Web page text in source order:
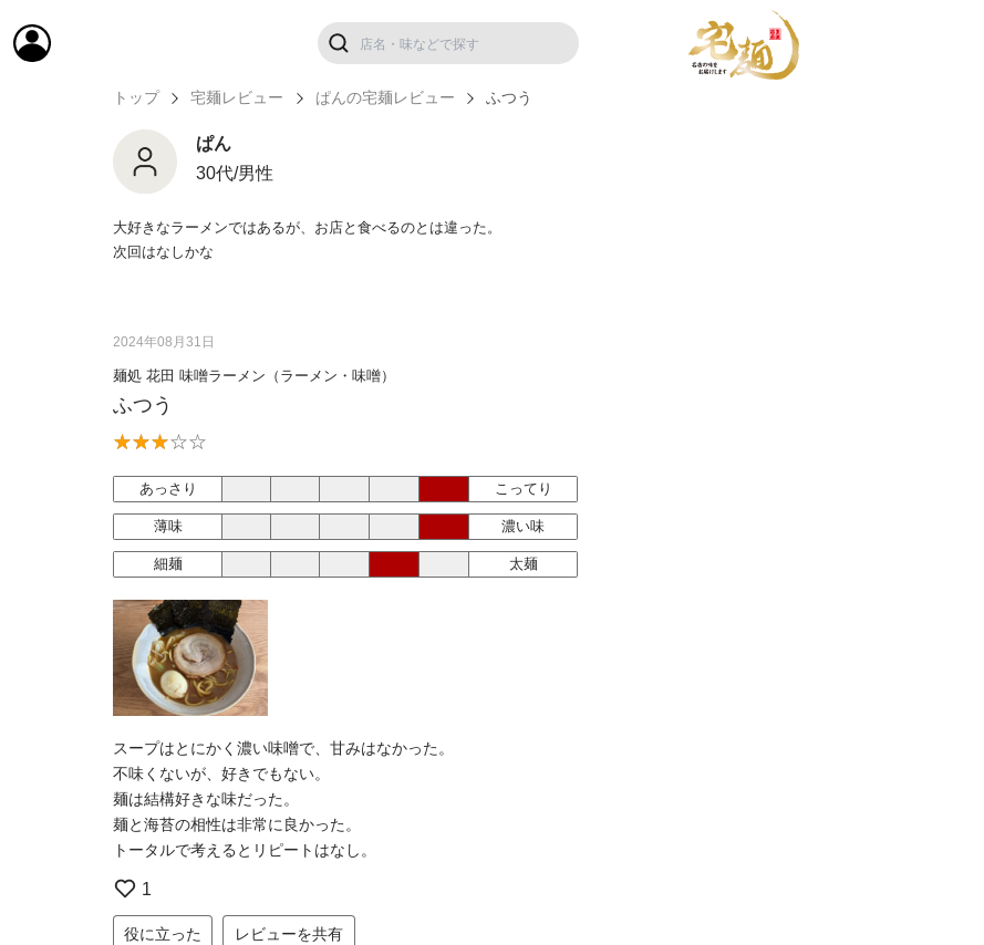
トップ 宅麺レビュー ぱんの宅麺レビュー ふつう
ぱん
30代/男性
大好きなラーメンではあるが、お店と食べるのとは違った。
次回はなしかな
2024年08月31日
麺処 花田 味噌ラーメン（ラーメン・味噌）
ふつう
あっさり こってり
薄味 濃い味
細麺 太麺
スープはとにかく濃い味噌で、甘みはなかった。
不味くないが、好きでもない。
麺は結構好きな味だった。
麺と海苔の相性は非常に良かった。
トータルで考えるとリピートはなし。
1
役に立った レビューを共有